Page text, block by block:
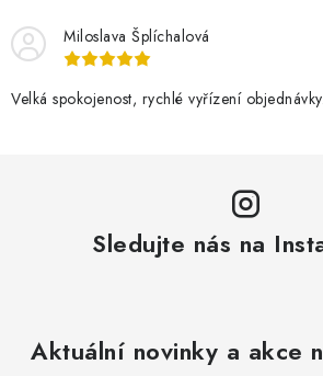
Miloslava Šplíchalová
Velká spokojenost, rychlé vyřízení objednávky.
Sledujte nás na
Aktuální novinky a akce